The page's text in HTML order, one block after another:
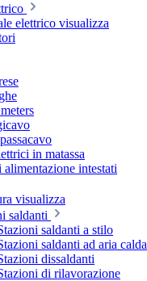
elettrico visualizza
in matassa
intestati
visualizza
saldanti
saldanti a stilo
saldanti ad aria calda
dissaldanti
di rilavorazione